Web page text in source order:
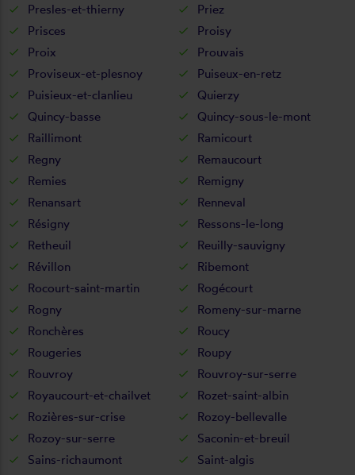
Presles-et-thierny
Priez
Prisces
Proisy
Proix
Prouvais
Proviseux-et-plesnoy
Puiseux-en-retz
Puisieux-et-clanlieu
Quierzy
Quincy-basse
Quincy-sous-le-mont
Raillimont
Ramicourt
Regny
Remaucourt
Remies
Remigny
Renansart
Renneval
Résigny
Ressons-le-long
Retheuil
Reuilly-sauvigny
Révillon
Ribemont
Rocourt-saint-martin
Rogécourt
Rogny
Romeny-sur-marne
Ronchères
Roucy
Rougeries
Roupy
Rouvroy
Rouvroy-sur-serre
Royaucourt-et-chailvet
Rozet-saint-albin
Rozières-sur-crise
Rozoy-bellevalle
Rozoy-sur-serre
Saconin-et-breuil
Sains-richaumont
Saint-algis